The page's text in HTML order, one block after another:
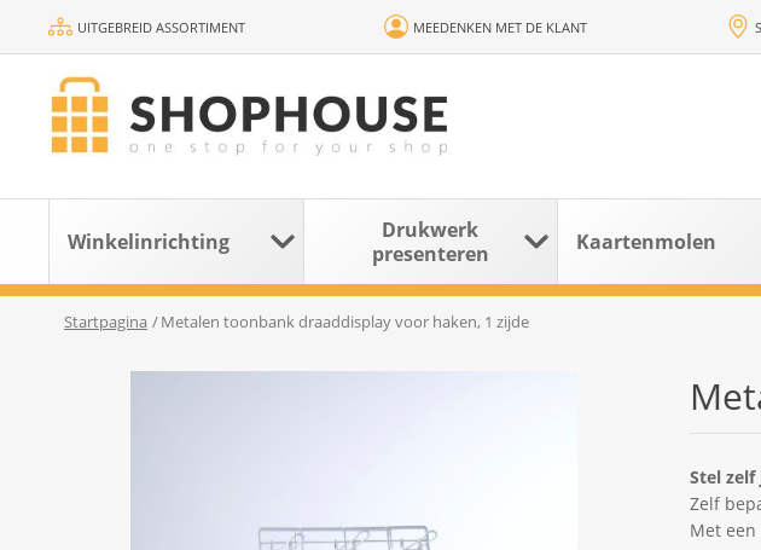
UITGEBREID ASSORTIMENT MEEDENKEN MET DE KLANT
Winkelinrichting
Drukwerk
presenteren
Kaartenmolen
Startpagina /Metalen toonbank draaddisplay voor haken, 1 zijde
Stel
Zelf
Met